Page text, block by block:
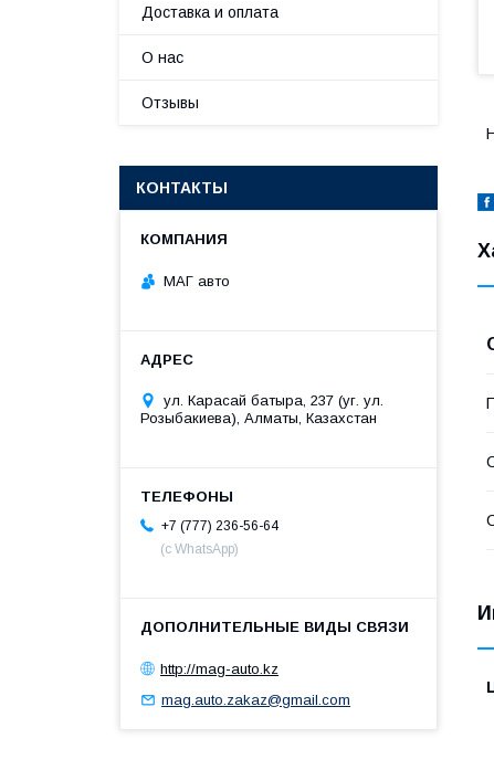
Доставка и оплата
О нас
Отзывы
КОНТАКТЫ
МАГ авто
ул. Карасай батыра, 237 (уг. ул.
Розыбакиева), Алматы, Казахстан
+7 (777) 236-56-64
(с WhatsApp)
http://mag-auto.kz
mag.auto.zakaz@gmail.com